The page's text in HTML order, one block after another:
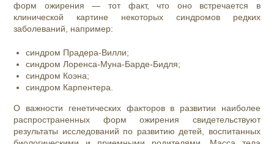
форм ожирения — тот факт, что оно встречается в
клинической картине некоторых синдромов редких
заболеваний, например:
синдром Прадера-Вилли;
синдром Лоренса-Муна-Барде-Бидля;
синдром Коэна;
синдром Карпентера.
О важности генетических факторов в развитии наиболее
распространенных форм ожирения свидетельствуют
результаты исследований по развитию детей, воспитанных